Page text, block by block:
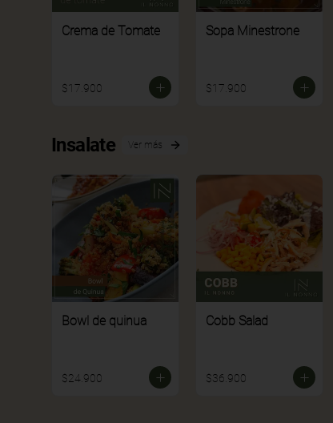
Crema de Tomate
$17.900
Sopa Minestrone
$17.900
Insalate Ver más
Bowl de quinua
$24.900
Cobb Salad
$36.900